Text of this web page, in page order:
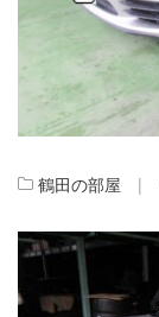
鶴田の部屋 |